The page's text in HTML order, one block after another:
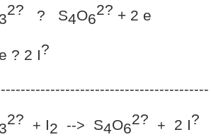
3
2? ? S4O6
2? + 2 e
? 2 I?
3
2? + I2 --> S4O6
2? + 2 I?